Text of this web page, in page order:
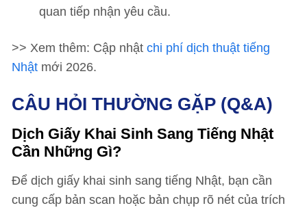
quan tiếp nhận yêu cầu.
>> Xem thêm: Cập nhật chi phí dịch thuật tiếng
Nhật mới 2026.
CÂU HỎI THƯỜNG GẶP (Q&A)
Dịch Giấy Khai Sinh Sang Tiếng Nhật
Cần Những Gì?
Để dịch giấy khai sinh sang tiếng Nhật, bạn cần
cung cấp bản scan hoặc bản chụp rõ nét của trích